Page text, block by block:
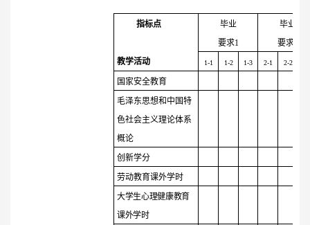
指标点
教学活动
毕业
要求1
毕业
要求
1-1 1-2 1-3 2-1 2-2
国家安全教育
毛泽东思想和中国特
色社会主义理论体系
概论
创新学分
劳动教育课外学时
大学生心理健康教育
课外学时